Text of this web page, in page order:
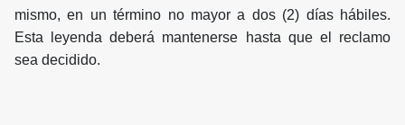
mismo, en un término no mayor a dos (2) días hábiles.
Esta leyenda deberá mantenerse hasta que el reclamo
sea decidido.